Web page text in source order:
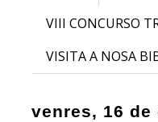
VIII CONCURSO
VISITA A NOSA
venres, 16 de